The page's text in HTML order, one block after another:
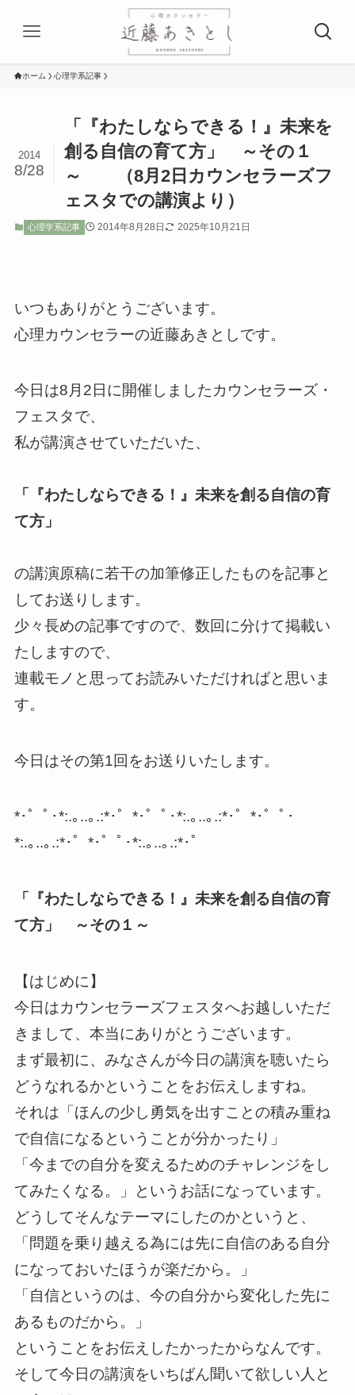
ホーム 心理学系記事
「『わたしならできる！』未来を
創る自信の育て方」 ～その１
～ （8月2日カウンセラーズフ
ェスタでの講演より）
2014
8/28
心理学系記事 2014年8月28日 2025年10月21日
いつもありがとうございます。
心理カウンセラーの近藤あきとしです。
今日は8月2日に開催しましたカウンセラーズ・
フェスタで、
私が講演させていただいた、
「『わたしならできる！』未来を創る自信の育
て方」
の講演原稿に若干の加筆修正したものを記事と
してお送りします。
少々長めの記事ですので、数回に分けて掲載い
たしますので、
連載モノと思ってお読みいただければと思いま
す。
今日はその第1回をお送りいたします。
*･゜ﾟ･*:.｡..｡.:*･゜*･゜ﾟ･*:.｡..｡.:*･゜*･゜ﾟ･
*:.｡..｡.:*･゜*･゜ﾟ･*:.｡..｡.:*･゜
「『わたしならできる！』未来を創る自信の育
て方」 ～その１～
【はじめに】
今日はカウンセラーズフェスタへお越しいただ
きまして、本当にありがとうございます。
まず最初に、みなさんが今日の講演を聴いたら
どうなれるかということをお伝えしますね。
それは「ほんの少し勇気を出すことの積み重ね
で自信になるということが分かったり」
「今までの自分を変えるためのチャレンジをし
てみたくなる。」というお話になっています。
どうしてそんなテーマにしたのかというと、
「問題を乗り越える為には先に自信のある自分
になっておいたほうが楽だから。」
「自信というのは、今の自分から変化した先に
あるものだから。」
ということをお伝えしたかったからなんです。
そして今日の講演をいちばん聞いて欲しい人と